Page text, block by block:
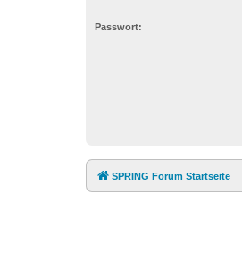
Passwort:
SPRING Forum Startseite